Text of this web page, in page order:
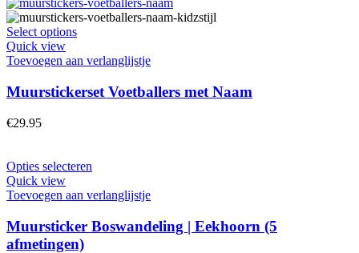
Select optionsDit
heeft
variaties.
worden
op
de
productpagina
Quick view
Toevoegen aan verlanglijstje
Muurstickerset Voetballers met Naam
€29.95
Opties selecteren
heeft
variaties.
Deze
Quick view
Toevoegen aan verlanglijstje
Muursticker Boswandeling | Eekhoorn (5
afmetingen)